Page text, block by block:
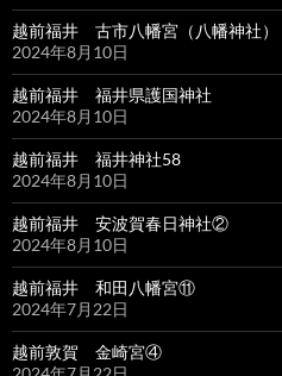
越前福井 古市八幡宮（八幡神社）
2024年8月10日
越前福井 福井県護国神社
2024年8月10日
越前福井 福井神社58
2024年8月10日
越前福井 安波賀春日神社②
2024年8月10日
越前福井 和田八幡宮⑪
2024年7月22日
越前敦賀 金崎宮④